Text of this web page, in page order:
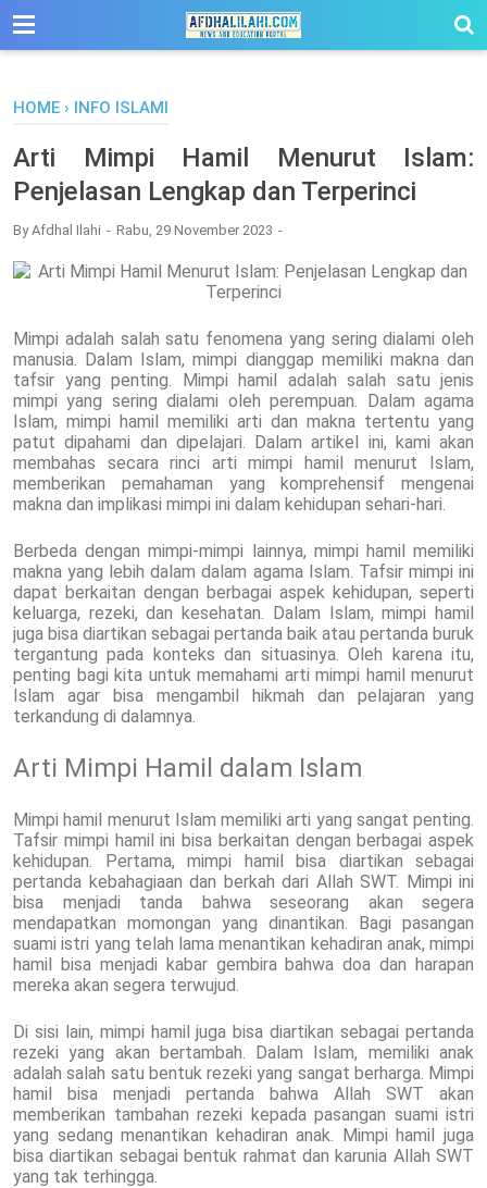
-->
HOME › INFO ISLAMI
Arti Mimpi Hamil Menurut Islam:
Penjelasan Lengkap dan Terperinci
ByAfdhal Ilahi Rabu, 29 November 2023
Mimpi adalah salah satu fenomena yang sering dialami oleh
manusia. Dalam Islam, mimpi dianggap memiliki makna dan
tafsir yang penting. Mimpi hamil adalah salah satu jenis
mimpi yang sering dialami oleh perempuan. Dalam agama
Islam, mimpi hamil memiliki arti dan makna tertentu yang
patut dipahami dan dipelajari. Dalam artikel ini, kami akan
membahas secara rinci arti mimpi hamil menurut Islam,
memberikan pemahaman yang komprehensif mengenai
makna dan implikasi mimpi ini dalam kehidupan sehari-hari.
Berbeda dengan mimpi-mimpi lainnya, mimpi hamil memiliki
makna yang lebih dalam dalam agama Islam. Tafsir mimpi ini
dapat berkaitan dengan berbagai aspek kehidupan, seperti
keluarga, rezeki, dan kesehatan. Dalam Islam, mimpi hamil
juga bisa diartikan sebagai pertanda baik atau pertanda buruk
tergantung pada konteks dan situasinya. Oleh karena itu,
penting bagi kita untuk memahami arti mimpi hamil menurut
Islam agar bisa mengambil hikmah dan pelajaran yang
terkandung di dalamnya.
Arti Mimpi Hamil dalam Islam
Mimpi hamil menurut Islam memiliki arti yang sangat penting.
Tafsir mimpi hamil ini bisa berkaitan dengan berbagai aspek
kehidupan. Pertama, mimpi hamil bisa diartikan sebagai
pertanda kebahagiaan dan berkah dari Allah SWT. Mimpi ini
bisa menjadi tanda bahwa seseorang akan segera
mendapatkan momongan yang dinantikan. Bagi pasangan
suami istri yang telah lama menantikan kehadiran anak, mimpi
hamil bisa menjadi kabar gembira bahwa doa dan harapan
mereka akan segera terwujud.
Di sisi lain, mimpi hamil juga bisa diartikan sebagai pertanda
rezeki yang akan bertambah. Dalam Islam, memiliki anak
adalah salah satu bentuk rezeki yang sangat berharga. Mimpi
hamil bisa menjadi pertanda bahwa Allah SWT akan
memberikan tambahan rezeki kepada pasangan suami istri
yang sedang menantikan kehadiran anak. Mimpi hamil juga
bisa diartikan sebagai bentuk rahmat dan karunia Allah SWT
yang tak terhingga.